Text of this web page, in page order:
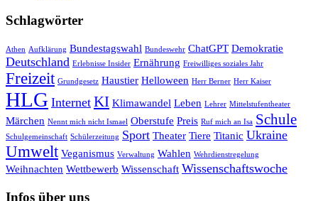
Schlagwörter
Athen Aufklärung Bundestagswahl Bundeswehr ChatGPT Demokratie
Deutschland Erlebnisse Insider Ernährung Freiwilliges soziales Jahr
Freizeit Grundgesetz Haustier Helloween Herr Berner Herr Kaiser
HLG Internet KI Klimawandel Leben Lehrer Mittelstufentheater
Märchen Nennt mich nicht Ismael Oberstufe Preis Ruf mich an Isa Schule
Schulgemeinschaft Schülerzeitung Sport Theater Tiere Titanic Ukraine
Umwelt Veganismus Verwaltung Wahlen Wehrdienstregelung
Weihnachten Wettbewerb Wissenschaft Wissenschaftswoche
Infos über uns